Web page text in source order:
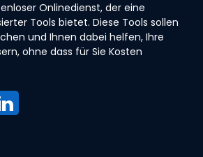
Onlinedienst, der eine
Tools bietet. Diese Tools sollen
und Ihnen dabei helfen, Ihre
ohne dass für Sie Kosten